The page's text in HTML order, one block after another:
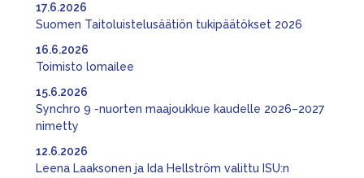
Suomen Taitoluistelusäätiön tukipäätökset 2026
17.6.2026
Toimisto lomailee
16.6.2026
Synchro 9 -nuorten maajoukkue kaudelle 2026–2027
nimetty
15.6.2026
Leena Laaksonen ja Ida Hellström valittu ISU:n
12.6.2026